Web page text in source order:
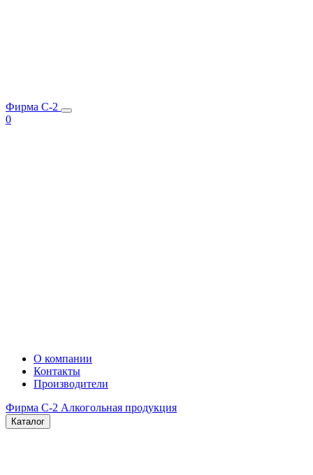
Фирма C-2
0
О компании
Контакты
Производители
Фирма C-2 Алкогольная продукция
Каталог